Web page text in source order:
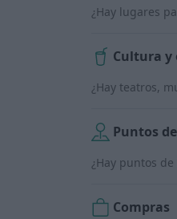
¿Hay lugares
Cultura y
¿Hay teatros,
Puntos
¿Hay puntos
Compras